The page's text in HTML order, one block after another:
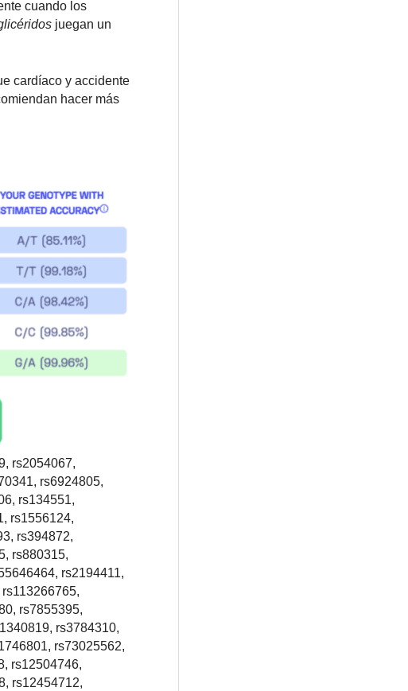
cuando los
juegan un
cardíaco y accidente
hacer más
rs2054067,
rs6924805,
rs134551,
rs1556124,
rs394872,
rs880315,
rs2194411,
rs7855395,
rs3784310,
rs73025562,
rs12504746,
rs12454712,